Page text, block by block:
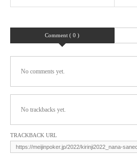
Comment ( 0 )
No comments yet.
No trackbacks yet.
TRACKBACK URL